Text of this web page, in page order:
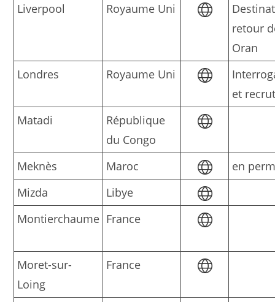
Liverpool
Royaume Uni
retour
Oran
Londres
Royaume Uni
et
Matadi
République
du Congo
Meknès
Maroc
en
Mizda
Libye
Montierchaume France
Moret-sur-
Loing
France